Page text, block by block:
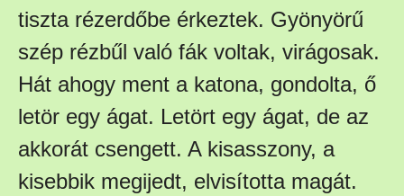
tiszta rézerdőbe érkeztek. Gyönyörű
szép rézbűl való fák voltak, virágosak.
Hát ahogy ment a katona, gondolta, ő
letör egy ágat. Letört egy ágat, de az
akkorát csengett. A kisasszony, a
kisebbik megijedt, elvisította magát.